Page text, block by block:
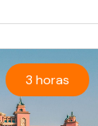
3 horas